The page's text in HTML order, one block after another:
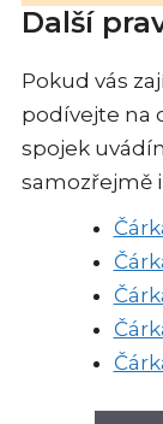
Další
Pokud vás
podívejte na
spojek
samozřejmě